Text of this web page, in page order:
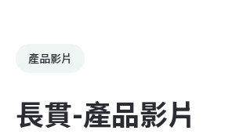
產品影片
長貫-產品影片